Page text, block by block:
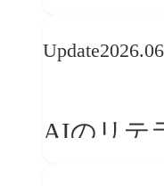
「正解」
Update
AIのリテ